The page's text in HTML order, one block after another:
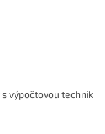
výpočtovou technik